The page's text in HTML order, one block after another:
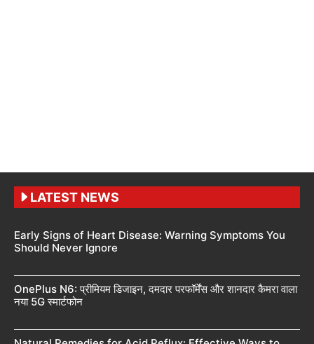
LATEST NEWS
Early Signs of Heart Disease: Warning Symptoms You
Should Never Ignore
OnePlus N6: प्रीमियम डिजाइन, दमदार परफॉर्मेंस और शानदार कैमरा वाला
नया 5G स्मार्टफोन